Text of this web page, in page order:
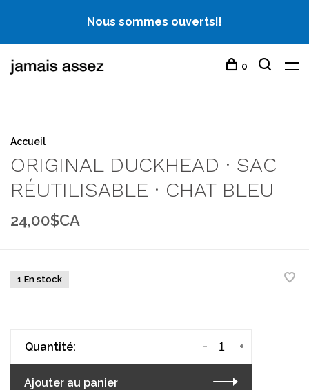
Nous sommes ouverts!!
0
Accueil
ORIGINAL DUCKHEAD · SAC
RÉUTILISABLE · CHAT BLEU
24,00$CA
1 En stock
Quantité: +
-
Ajouter au panier